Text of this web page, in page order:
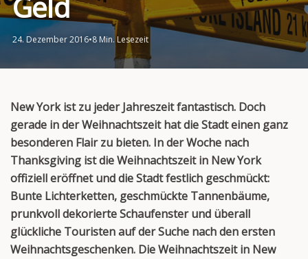
24. Dezember 2016•8 Min. Lesezeit
New York ist zu jeder Jahreszeit fantastisch. Doch
gerade in der Weihnachtszeit hat die Stadt einen ganz
besonderen Flair zu bieten. In der Woche nach
Thanksgiving ist die Weihnachtszeit in New York
offiziell eröffnet und die Stadt festlich geschmückt:
Bunte Lichterketten, geschmückte Tannenbäume,
prunkvoll dekorierte Schaufenster und überall
glückliche Touristen auf der Suche nach den ersten
Weihnachtsgeschenken. Die Weihnachtszeit in New